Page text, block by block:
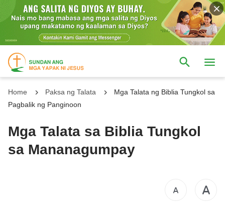
Home Paksa ng Talata
Mga Talata ng Biblia Tungkol sa
Pagbalik ng Panginoon
Mga Talata sa Biblia Tungkol
sa Mananagumpay